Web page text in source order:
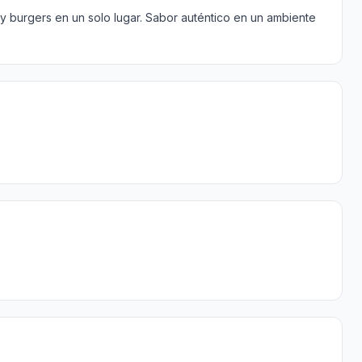
burgers en un solo lugar. Sabor auténtico en un ambiente